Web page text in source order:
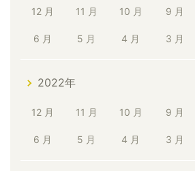
12 月 11 月 10 月 9 月
6 月 5 月 4 月 3 月
2022年
12 月 11 月 10 月 9 月
6 月 5 月 4 月 3 月